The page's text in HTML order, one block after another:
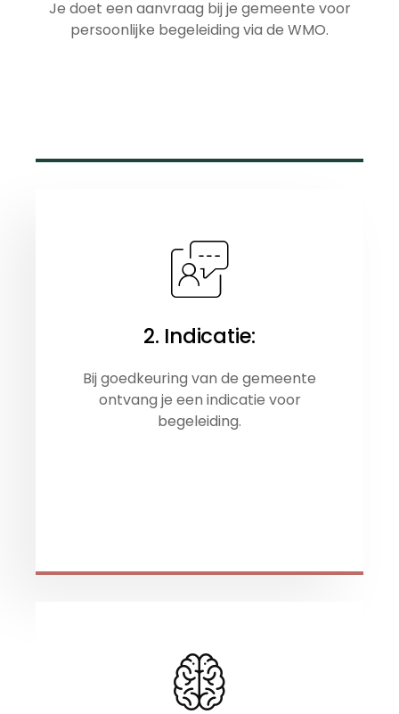
Je doet een aanvraag bij je gemeente voor
persoonlijke begeleiding via de WMO.
2. Indicatie:
Bij goedkeuring van de gemeente
ontvang je een indicatie voor
begeleiding.